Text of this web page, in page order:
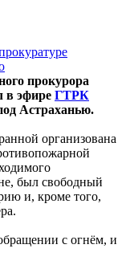
прокурора
в эфире ГТРК
Астраханью.
организована
был свободный
и, кроме того,
с огнём, и